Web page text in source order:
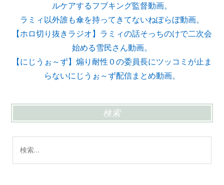
ルケアするフブキング監督動画。
ラミィ以外誰も傘を持ってきてないねぽらぼ動画。
【ホロ切り抜きラジオ】ラミィの話そっちのけで二次会
始める雪民さん動画。
【にじうぉ～ず】煽り耐性０の委員長にツッコミが止ま
らないにじうぉ～ず配信まとめ動画。
検索
索: